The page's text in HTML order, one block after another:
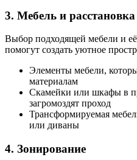
3. Мебель и расстановка
Выбор подходящей мебели и её
помогут создать уютное
Элементы мебели,
материалам
Скамейки или шкафы в
загромоздят проход
Трансформируемая
или диваны
4. Зонирование